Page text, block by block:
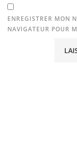
ENREGISTRER MON
NAVIGATEUR POUR